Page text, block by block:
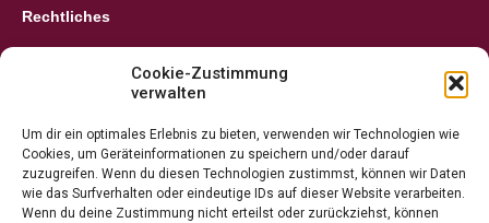
Cookie-Zustimmung
verwalten
Um dir ein optimales Erlebnis zu bieten, verwenden wir Technologien wie
Cookies, um Geräteinformationen zu speichern und/oder darauf
zuzugreifen. Wenn du diesen Technologien zustimmst, können wir Daten
wie das Surfverhalten oder eindeutige IDs auf dieser Website verarbeiten.
Wenn du deine Zustimmung nicht erteilst oder zurückziehst, können
Rechtliches
» Cookie-Richtlinie